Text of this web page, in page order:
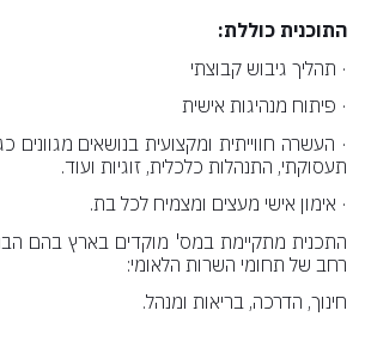
התוכנית כוללת:
· תהליך גיבוש קבוצתי
· פיתוח מנהיגות אישית
· העשרה חווייתית ומקצועית בנושאים מגוונים
תעסוקתי, התנהלות כלכלית, זוגיות ועוד.
· אימון אישי מעצים ומצמיח לכל בת.
התכנית מתקיימת במס' מוקדים בארץ בהם
רחב של תחומי השרות הלאומי:
חינוך, הדרכה, בריאות ומנהל.